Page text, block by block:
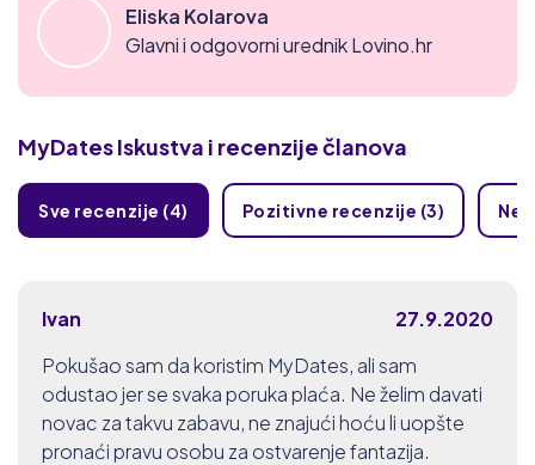
Eliska Kolarova
Glavni i odgovorni urednik Lovino.hr
MyDatesIskustva i recenzije članova
Sve recenzije (4) Pozitivne recenzije (3)
Ivan
27.9.2020
Pokušao sam da koristim MyDates, ali sam
odustao jer se svaka poruka plaća. Ne želim davati
novac za takvu zabavu, ne znajući hoću li uopšte
pronaći pravu osobu za ostvarenje fantazija.